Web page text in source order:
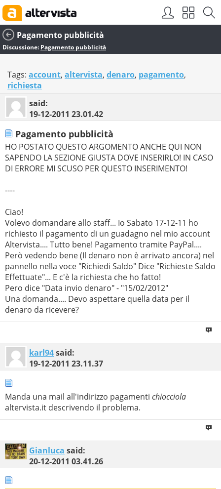
Pagamento pubblicità
Discussione: Pagamento pubblicità
Tags: account, altervista, denaro, pagamento,
richiesta
said:
19-12-2011 23.01.42
Pagamento pubblicità
HO POSTATO QUESTO ARGOMENTO ANCHE QUI NON
SAPENDO LA SEZIONE GIUSTA DOVE INSERIRLO! IN CASO
DI ERRORE MI SCUSO PER QUESTO INSERIMENTO!
----
Ciao!
Volevo domandare allo staff... Io Sabato 17-12-11 ho
richiesto il pagamento di un guadagno nel mio account
Altervista.... Tutto bene! Pagamento tramite PayPal....
Però vedendo bene (Il denaro non è arrivato ancora) nel
pannello nella voce "Richiedi Saldo" Dice "Richieste Saldo
Effettuate"... E c'è la richiesta che ho fatto!
Pero dice "Data invio denaro" - "15/02/2012"
Una domanda.... Devo aspettare quella data per il
denaro da ricevere?
karl94said:
19-12-2011 23.11.37
Manda una mail all'indirizzo pagamenti chiocciola
altervista.it descrivendo il problema.
Gianluca said:
20-12-2011 03.41.26